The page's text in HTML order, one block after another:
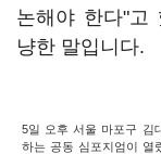
논해야 한다"고
냥한 말입니다.
5일 오후 서울 마포구 김
하는 공동 심포지엄이 열